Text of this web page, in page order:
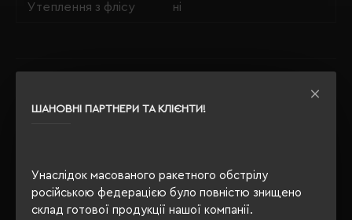
ШАНОВНІ ПАРТНЕРИ ТА КЛІЄНТИ!
Унаслідок масованого ракетного обстрілу
російською федерацією було повністю знищено
склад готової продукції нашої компанії.
Утеплення з флісу ні
ОПИС
ВІДГУКИ
РЕКОМЕНДУЄМО